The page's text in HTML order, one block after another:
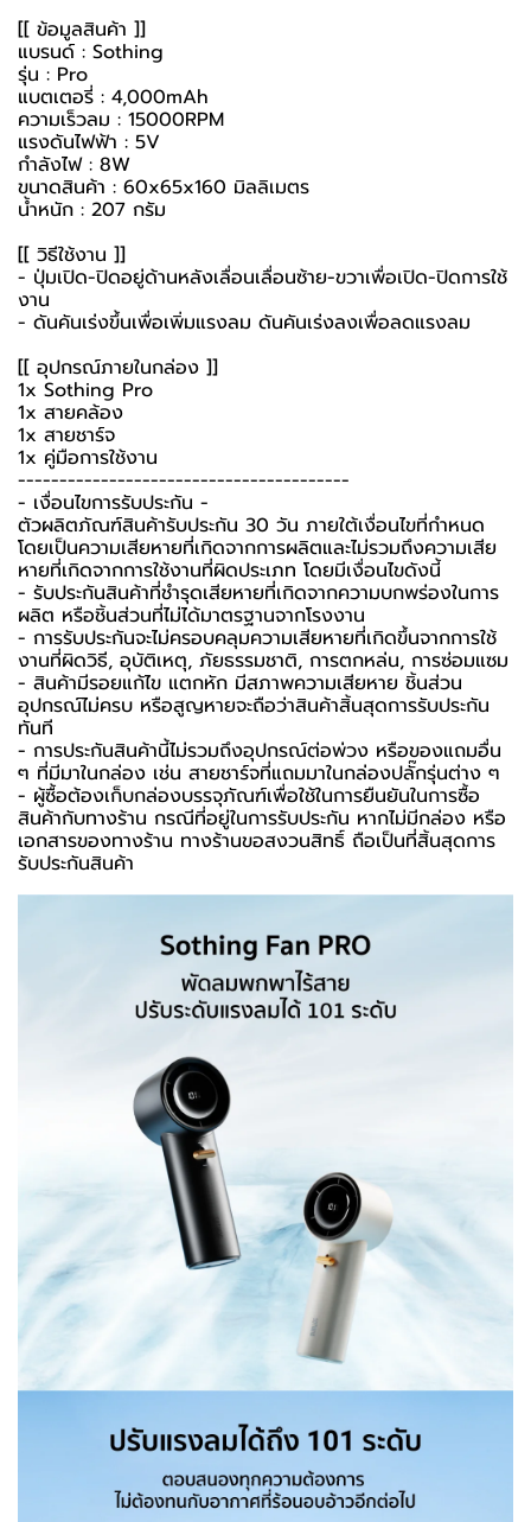
[[ ข้อมูลสินค้า ]]
แบรนด์ : Sothing
รุ่น : Pro
แบตเตอรี่ : 4,000mAh
ความเร็วลม : 15000RPM
แรงดันไฟฟ้า : 5V
กำลังไฟ : 8W
ขนาดสินค้า : 60x65x160 มิลลิเมตร
น้ำหนัก : 207 กรัม
[[ วิธีใช้งาน ]]
- ปุ่มเปิด-ปิดอยู่ด้านหลังเลื่อนเลื่อนซ้าย-ขวาเพื่อเปิด-ปิดการใช้
งาน
- ดันคันเร่งขึ้นเพื่อเพิ่มแรงลม ดันคันเร่งลงเพื่อลดแรงลม
[[ อุปกรณ์ภายในกล่อง ]]
1x Sothing Pro
1x สายคล้อง
1x สายชาร์จ
1x คู่มือการใช้งาน
----------------------------------------
-️ เงื่อนไขการรับประกัน -️
ตัวผลิตภัณฑ์สินค้ารับประกัน 30 วัน ภายใต้เงื่อนไขที่กำหนด
โดยเป็นความเสียหายที่เกิดจากการผลิตและไม่รวมถึงความเสีย
หายที่เกิดจากการใช้งานที่ผิดประเภท โดยมีเงื่อนไขดังนี้
- รับประกันสินค้าที่ชำรุดเสียหายที่เกิดจากความบกพร่องในการ
ผลิต หรือชิ้นส่วนที่ไม่ได้มาตรฐานจากโรงงาน
- การรับประกันจะไม่ครอบคลุมความเสียหายที่เกิดขึ้นจากการใช้
งานที่ผิดวิธี, อุบัติเหตุ, ภัยธรรมชาติ, การตกหล่น, การซ่อมแซม
- สินค้ามีรอยแก้ไข แตกหัก มีสภาพความเสียหาย ชิ้นส่วน
อุปกรณ์ไม่ครบ หรือสูญหายจะถือว่าสินค้าสิ้นสุดการรับประกัน
ทันที
- การประกันสินค้านี้ไม่รวมถึงอุปกรณ์ต่อพ่วง หรือของแถมอื่น
ๆ ที่มีมาในกล่อง เช่น สายชาร์จที่แถมมาในกล่องปลั๊กรุ่นต่าง ๆ
-️ ผู้ซื้อต้องเก็บกล่องบรรจุภัณฑ์เพื่อใช้ในการยืนยันในการซื้อ
สินค้ากับทางร้าน กรณีที่อยู่ในการรับประกัน หากไม่มีกล่อง หรือ
เอกสารของทางร้าน ทางร้านขอสงวนสิทธิ์ ถือเป็นที่สิ้นสุดการ
รับประกันสินค้า